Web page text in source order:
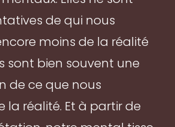
de qui nous
moins de la réalité
sont bien souvent une
de ce que nous
la réalité. Et à partir de